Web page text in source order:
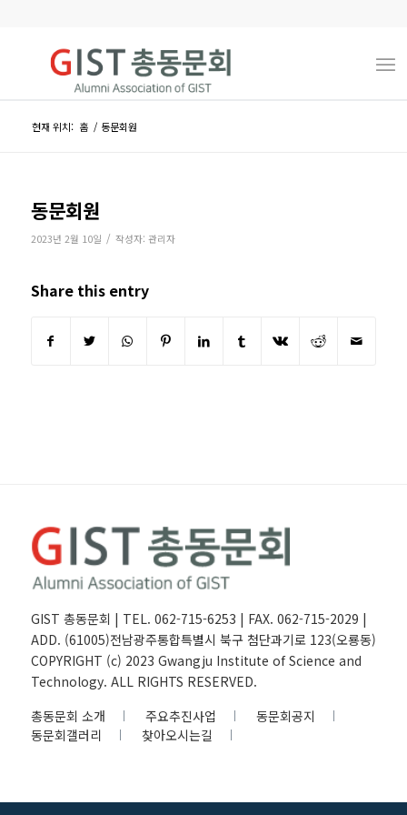
현재 위치: 홈 / 동문회원
동문회원
2023년 2월 10일 / 작성자: 관리자
Share this entry
GIST 총동문회 | TEL. 062-715-6253 | FAX. 062-715-2029 |
ADD. (61005)전남광주통합특별시 북구 첨단과기로 123(오룡동)
COPYRIGHT (c) 2023 Gwangju Institute of Science and
Technology. ALL RIGHTS RESERVED.
총동문회 소개
주요추진사업
동문회공지
동문회갤러리
찾아오시는길